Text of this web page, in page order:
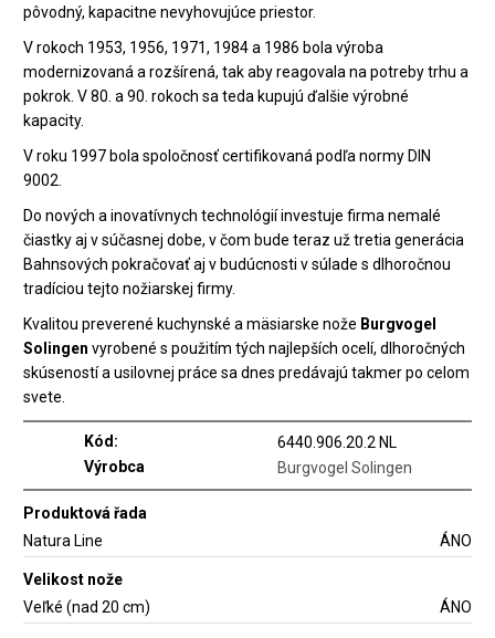
pôvodný, kapacitne nevyhovujúce priestor.
V rokoch 1953, 1956, 1971, 1984 a 1986 bola výroba
modernizovaná a rozšírená, tak aby reagovala na potreby trhu a
pokrok. V 80. a 90. rokoch sa teda kupujú ďalšie výrobné
kapacity.
V roku 1997 bola spoločnosť certifikovaná podľa normy DIN
9002.
Do nových a inovatívnych technológií investuje firma nemalé
čiastky aj v súčasnej dobe, v čom bude teraz už tretia generácia
Bahnsových pokračovať aj v budúcnosti v súlade s dlhoročnou
tradíciou tejto nožiarskej firmy.
Kvalitou preverené kuchynské a mäsiarske nože Burgvogel
Solingen vyrobené s použitím tých najlepších ocelí, dlhoročných
skúseností a usilovnej práce sa dnes predávajú takmer po celom
svete.
Kód:
6440.906.20.2 NL
Výrobca
Burgvogel Solingen
Produktová řada
Natura Line
ÁNO
Velikost nože
Veľké (nad 20 cm)
ÁNO